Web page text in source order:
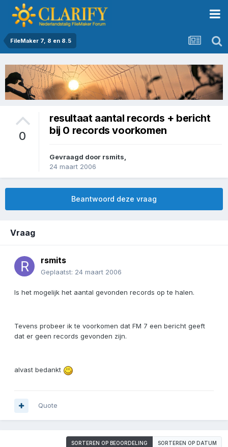
FileMaker 7, 8 en 8.5
0
resultaat aantal records + bericht
bij 0 records voorkomen
Gevraagd door rsmits
24 maart 2006
Beantwoord deze vraag
Vraag
rsmits
Geplaatst: 24 maart 2006
Is het mogelijk het aantal gevonden records op te halen.
Tevens probeer ik te voorkomen dat FM 7 een bericht geeft
dat er geen records gevonden zijn.
alvast bedankt
Quote
SORTEREN OP BEOORDELING SORTEREN OP DATUM